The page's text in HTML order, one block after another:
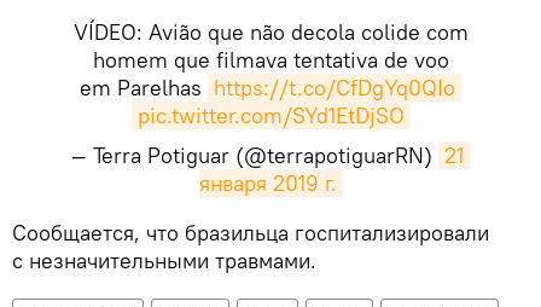
VÍDEO: Avião que não decola colide com
homem que filmava tentativa de voo
em Parelhas https://t.co/CfDgYq0QIo
pic.twitter.com/SYd1EtDjSO
— Terra Potiguar (@terrapotiguarRN) 21
января 2019 г.
Сообщается, что бразильца госпитализировали
с незначительными травмами.